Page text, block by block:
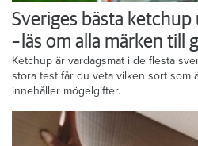
Sveriges bästa
– läs om alla märken till
Ketchup är vardagsmat i de flesta
stora test får du veta vilken sort som
innehåller mögelgifter.